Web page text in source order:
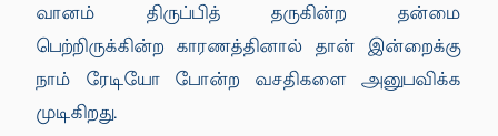
வானம் திருப்பித் தருகின்ற தன்மை
பெற்றிருக்கின்ற காரணத்தினால் தான் இன்றைக்கு
நாம் ரேடியோ போன்ற வசதிகளை அனுபவிக்க
முடிகிறது.